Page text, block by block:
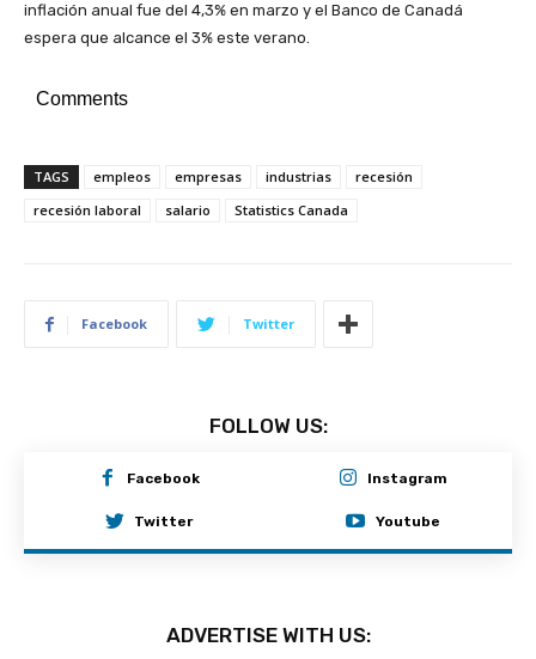
inflación anual fue del 4,3% en marzo y el Banco de Canadá
espera que alcance el 3% este verano.
Comments
TAGS empleos empresas industrias
recesión
recesión laboral
salario Statistics Canada
Facebook Twitter
FOLLOW US:
Facebook Instagram
Twitter Youtube
ADVERTISE WITH US: